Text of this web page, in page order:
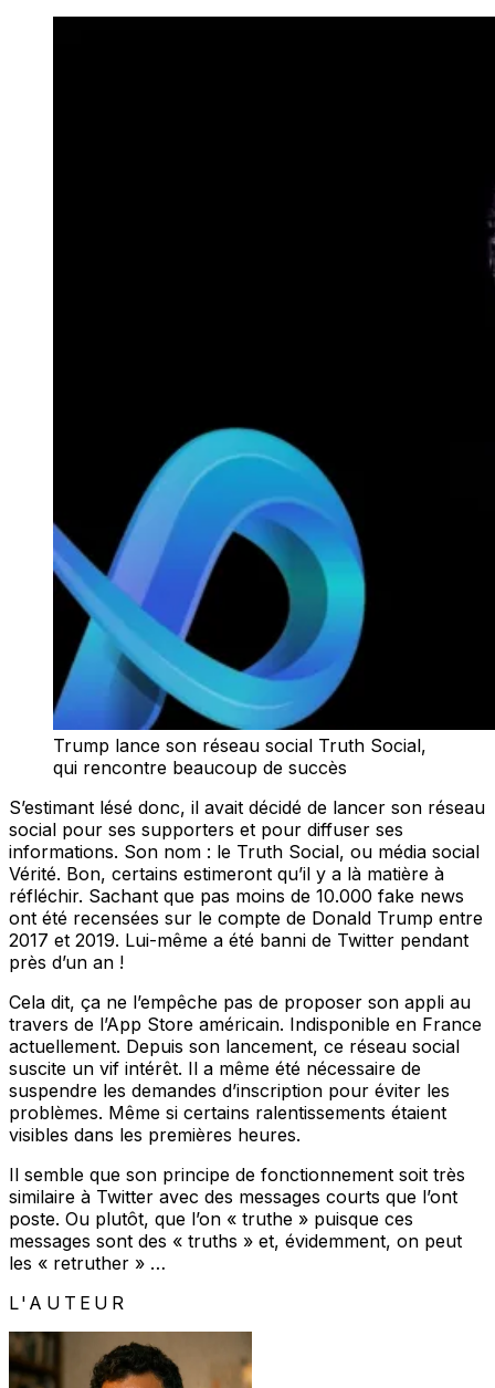
Trump lance son réseau social Truth Social,
qui rencontre beaucoup de succès
S’estimant lésé donc, il avait décidé de lancer son réseau
social pour ses supporters et pour diffuser ses
informations. Son nom : le Truth Social, ou média social
Vérité. Bon, certains estimeront qu’il y a là matière à
réfléchir. Sachant que pas moins de 10.000 fake news
ont été recensées sur le compte de Donald Trump entre
2017 et 2019. Lui-même a été banni de Twitter pendant
près d’un an !
Cela dit, ça ne l’empêche pas de proposer son appli au
travers de l’App Store américain. Indisponible en France
actuellement. Depuis son lancement, ce réseau social
suscite un vif intérêt. Il a même été nécessaire de
suspendre les demandes d’inscription pour éviter les
problèmes. Même si certains ralentissements étaient
visibles dans les premières heures.
Il semble que son principe de fonctionnement soit très
similaire à Twitter avec des messages courts que l’ont
poste. Ou plutôt, que l’on « truthe » puisque ces
messages sont des « truths » et, évidemment, on peut
les « retruther » …
L'AUTEUR